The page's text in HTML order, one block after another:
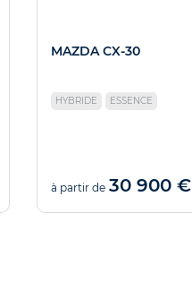
MAZDA CX-30
HYBRIDE ESSENCE
à partir de 30 900 €